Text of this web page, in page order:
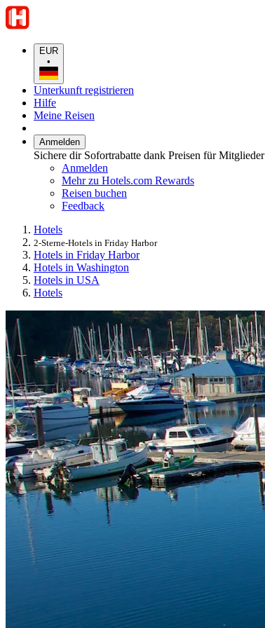
EUR
•
Unterkunft registrieren
Hilfe
Meine Reisen
Anmelden
Sichere dir Sofortrabatte dank Preisen für Mitglieder
Anmelden
Mehr zu Hotels.com Rewards
Reisen buchen
Feedback
Hotels
2-Sterne-Hotels in Friday Harbor
Hotels in Friday Harbor
Hotels in Washington
Hotels in USA
Hotels